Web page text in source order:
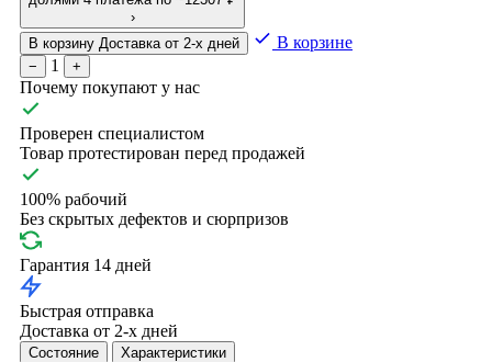
›
В корзину Доставка от 2-х дней В корзине
− 1 +
Почему покупают у нас
Проверен специалистом
Товар протестирован перед продажей
100% рабочий
Без скрытых дефектов и сюрпризов
Гарантия 14 дней
Быстрая отправка
Доставка от 2-х дней
Состояние Характеристики